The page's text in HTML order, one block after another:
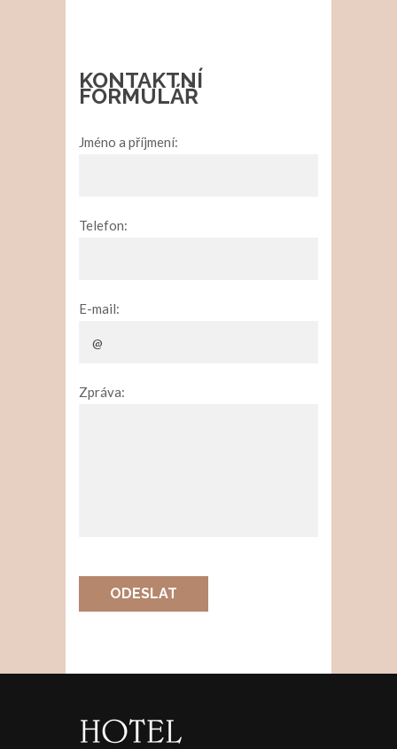
KONTAKTNÍ
FORMULÁŘ
Jméno a příjmení:
Telefon:
E-mail:
Zpráva:
ODESLAT